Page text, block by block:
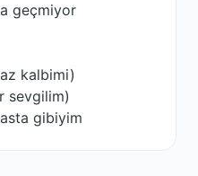
geçmiyor
kalbimi)
sevgilim)
gibiyim